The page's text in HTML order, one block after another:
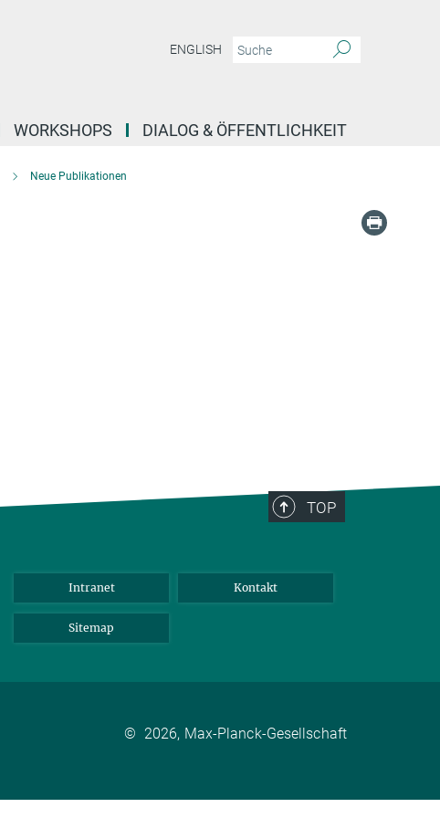
ENGLISH
WORKSHOPS DIALOG & ÖFFENTLICHKEIT
Neue Publikationen
TOP
Intranet Kontakt
Sitemap
© 2026, Max-Planck-Gesellschaft